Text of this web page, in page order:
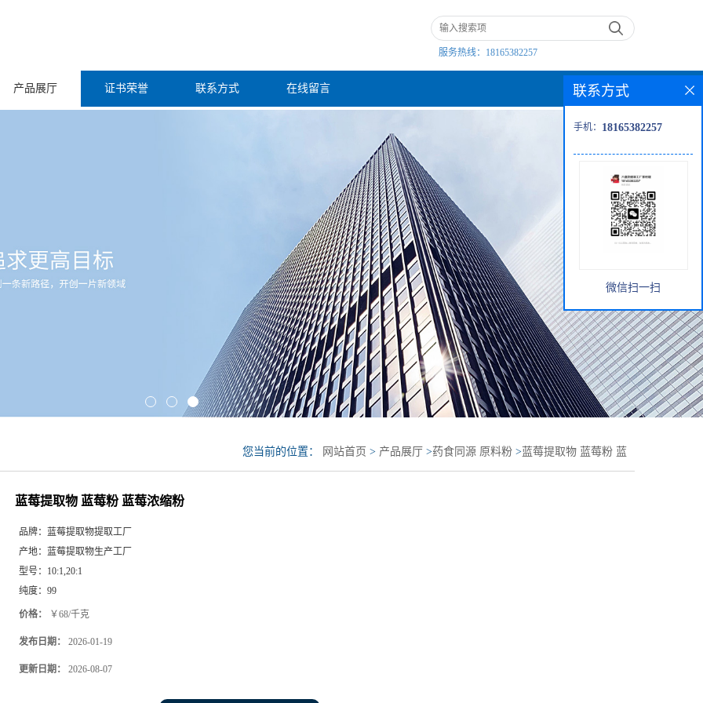
服务热线： 18165382257
产品展厅 证书荣誉 联系方式 在线留言
您当前的位置： 网站首页 > 产品展厅 >药食同源 原料粉 >蓝莓提取物 蓝莓粉 蓝
蓝莓提取物 蓝莓粉 蓝莓浓缩粉
品牌： 蓝莓提取物提取工厂
产地： 蓝莓提取物生产工厂
型号： 10:1,20:1
纯度： 99
价格： ￥68/千克
发布日期： 2026-01-19
更新日期： 2026-08-07
联系方式
手机： 18165382257
微信扫一扫